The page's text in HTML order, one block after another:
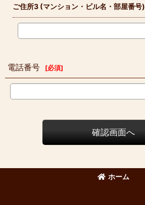
ご住所3 (マンション・ビル名・部屋番号)
電話番号 [必須]
確認画面へ
ホーム